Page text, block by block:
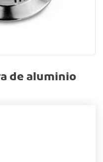
de aluminio
cantidad